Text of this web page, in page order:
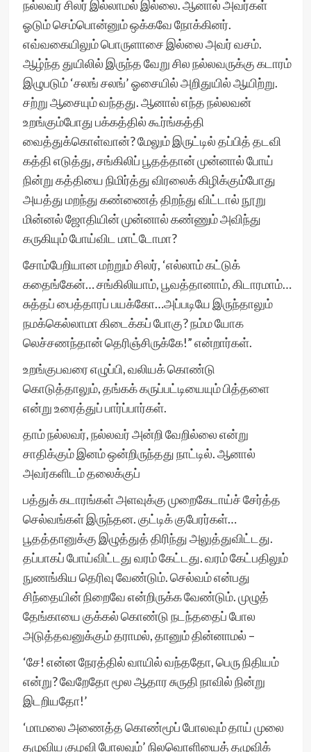
நல்லவர் சிலர் இல்லாமல் இல்லை. ஆனால் அவர்கள்
ஓடும் செம்பொன்னும் ஒக்கவே நோக்கினர்.
எவ்வகையிலும் பொருளாசை இல்லை அவர் வசம்.
ஆழ்ந்த துயிலில் இருந்த வேறு சில நல்லவருக்கு கடாரம்
இழுபடும் ‘சலங் சலங்’ ஓசையில் அறிதுயில் ஆயிற்று.
சற்று ஆசையும் வந்தது. ஆனால் எந்த நல்லவன்
உறங்கும்போது பக்கத்தில் கூர்ங்கத்தி
வைத்துக்கொள்வான்? மேலும் இருட்டில் தப்பித் தடவி
கத்தி எடுத்து, சங்கிலிப் பூதத்தான் முன்னால் போய்
நின்று கத்தியை நிமிர்த்து விரலைக் கிழிக்கும்போது
அயத்து மறந்து கண்ணைத் திறந்து விட்டால் நூறு
மின்னல் ஜோதியின் முன்னால் கண்ணும் அவிந்து
கருகியும் போய்விட மாட்டோமா?
சோம்பேறியான மற்றும் சிலர், ‘எல்லாம் கட்டுக்
கதைங்கேன்… சங்கிலியாம், பூவத்தானாம், கிடாரமாம்…
சுத்தப் பைத்தாரப் பயக்கோ…அப்படியே இருந்தாலும்
நமக்கெல்லாமா கிடைக்கப் போகு? நம்ம யோக
லெச்சணந்தான் தெரிஞ்சிருக்கே!” என்றார்கள்.
உறங்குபவரை எழுப்பி, வலியக் கொண்டு
கொடுத்தாலும், தங்கக் கருப்பட்டியையும் பித்தளை
என்று உரைத்துப் பார்ப்பார்கள்.
தாம் நல்லவர், நல்லவர் அன்றி வேறில்லை என்று
சாதிக்கும் இனம் ஒன்றிருந்தது நாட்டில். ஆனால்
அவர்களிடம் தலைக்குப்
பத்துக் கடாரங்கள் அளவுக்கு முறைகேடாய்ச் சேர்த்த
செல்வங்கள் இருந்தன. குட்டிக் குபேரர்கள்…
பூதத்தானுக்கு இழுத்துத் திரிந்து அலுத்துவிட்டது.
தப்பாகப் போய்விட்டது வரம் கேட்டது. வரம் கேட்பதிலும்
நுணங்கிய தெரிவு வேண்டும். செல்வம் என்பது
சிந்தையின் நிறைவே என்றிருக்க வேண்டும். முழுத்
தேங்காயை குக்கல் கொண்டு நடந்ததைப் போல
அடுத்தவனுக்கும் தராமல், தானும் தின்னாமல் –
‘சே! என்ன நேரத்தில் வாயில் வந்ததோ, பெரு நிதியம்
என்று? வேறேதோ மூல ஆதார சுருதி நாவில் நின்று
இடறியதோ!’
‘மாமலை அணைத்த கொண்மூப் போலவும் தாய் முலை
தழுவிய குழவி போலவும்’ நிலவொளியைத் தழுவிக்